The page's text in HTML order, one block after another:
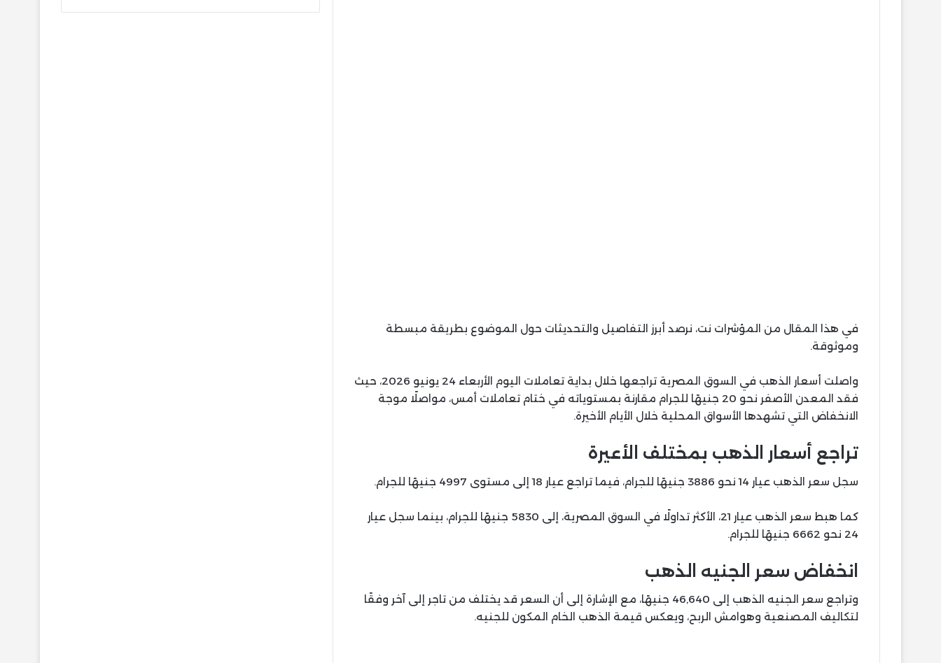
في هذا المقال من المؤشرات نت، نرصد أبرز التفاصيل والتحديثات حول الموضوع بطريقة مبسطة
وموثوقة.
واصلت أسعار الذهب في السوق المصرية تراجعها خلال بداية تعاملات اليوم الأربعاء 24 يونيو 2026، حيث
فقد المعدن الأصفر نحو 20 جنيهًا للجرام مقارنة بمستوياته في ختام تعاملات أمس، مواصلًا موجة
الانخفاض التي تشهدها الأسواق المحلية خلال الأيام الأخيرة.
تراجع أسعار الذهب بمختلف الأعيرة
سجل سعر الذهب عيار 14 نحو 3886 جنيهًا للجرام، فيما تراجع عيار 18 إلى مستوى 4997 جنيهًا للجرام.
كما هبط سعر الذهب عيار 21، الأكثر تداولًا في السوق المصرية، إلى 5830 جنيهًا للجرام، بينما سجل عيار
24 نحو 6662 جنيهًا للجرام.
انخفاض سعر الجنيه الذهب
وتراجع سعر الجنيه الذهب إلى 46,640 جنيهًا، مع الإشارة إلى أن السعر قد يختلف من تاجر إلى آخر وفقًا
لتكاليف المصنعية وهوامش الربح، ويعكس قيمة الذهب الخام المكون للجنيه.